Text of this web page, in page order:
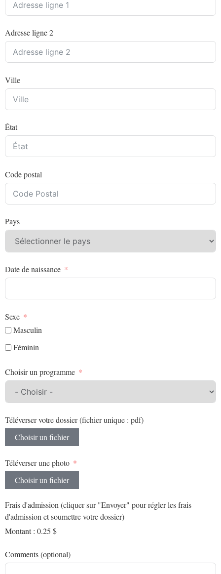
Adresse ligne 2
Ville
État
Code postal
Pays
Date de naissance
Sexe
Masculin
Féminin
Choisir un programme
Téléverser votre dossier (fichier unique : pdf)
Choisir un fichier
Téléverser une photo
Choisir un fichier
Frais d'admission (cliquer sur "Envoyer" pour régler les frais
d'admission et soumettre votre dossier)
Montant : 0.25 $
Comments (optional)